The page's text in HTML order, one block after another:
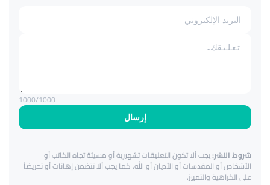
إرسال
1000/1000
شروط النشر:يجب ألا تكون التعليقات تشهيرية أو مسيئة تجاه الكاتب أو
الأشخاص أو المقدسات أو الأديان أو الله. كما يجب ألا تتضمن إهانات أو تحريضاً
على الكراهية والتمييز.